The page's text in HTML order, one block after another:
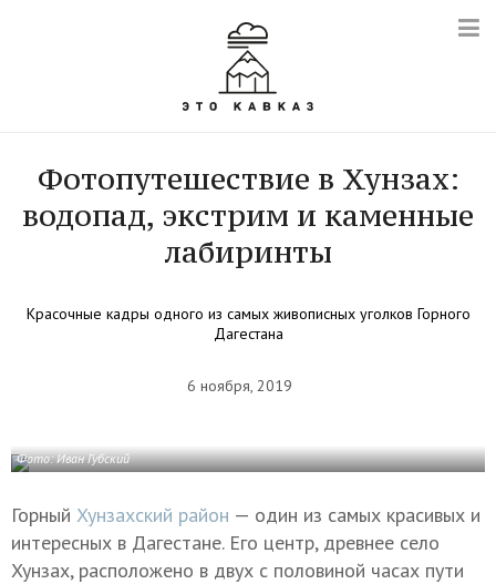
Фотопутешествие в Хунзах:
водопад, экстрим и каменные
лабиринты
Красочные кадры одного из самых живописных уголков Горного
Дагестана
6 ноября, 2019
Фото: Иван Губский
Горный Хунзахский район — один из самых красивых и
интересных в Дагестане. Его центр, древнее село
Хунзах, расположено в двух с половиной часах пути